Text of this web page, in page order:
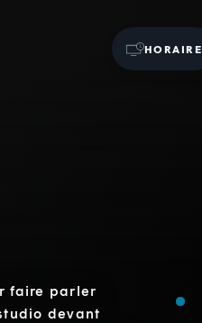
HORAIRE
faire parler
devant